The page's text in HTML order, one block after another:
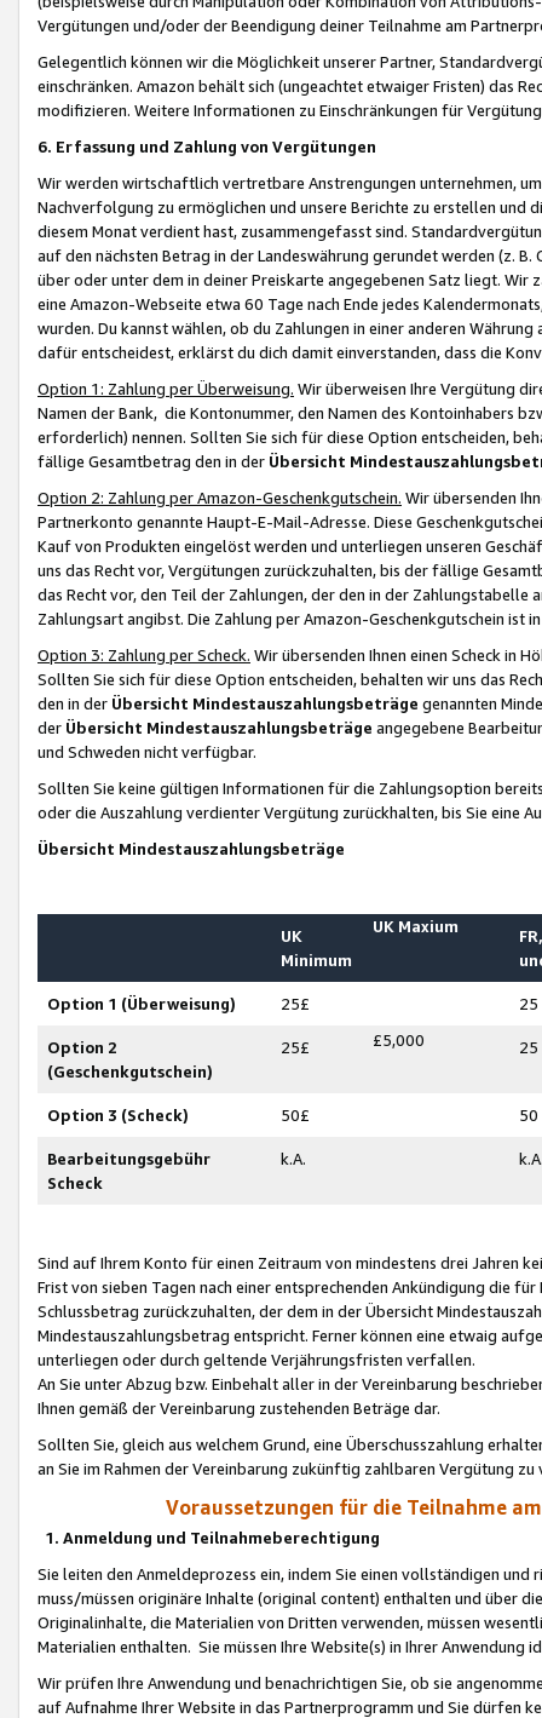
Vergütungen und/oder der Beendigung deiner Teilnahme am
Gelegentlich können wir die Möglichkeit unserer Partner,
einschränken. Amazon behält sich (ungeachtet etwaiger Fristen) das
modifizieren. Weitere Informationen zu Einschränkungen für
6. Erfassung und Zahlung von Vergütungen
Wir werden wirtschaftlich vertretbare Anstrengungen unternehmen,
Nachverfolgung zu ermöglichen und unsere Berichte zu erstellen und
diesem Monat verdient hast, zusammengefasst sind.
auf den nächsten Betrag in der Landeswährung gerundet werden (z.
über oder unter dem in deiner Preiskarte angegebenen Satz liegt.
eine Amazon-Webseite etwa 60 Tage nach Ende jedes
wurden. Du kannst wählen, ob du Zahlungen in einer anderen
dafür entscheidest, erklärst du dich damit einverstanden, dass die
Option 1: Zahlung per Überweisung. Wir überweisen Ihre Vergütung
Namen der Bank, die Kontonummer, den Namen des Kontoinhabers
erforderlich) nennen. Sollten Sie sich für diese Option entscheiden,
fällige Gesamtbetrag den in der Übersicht
Option 2: Zahlung per Amazon-Geschenkgutschein. Wir übersenden
Partnerkonto genannte Haupt-E-Mail-Adresse. Diese
Kauf von Produkten eingelöst werden und unterliegen unseren
uns das Recht vor, Vergütungen zurückzuhalten, bis der fällige
das Recht vor, den Teil der Zahlungen, der den in der
Zahlungsart angibst. Die Zahlung per Amazon-Geschenkgutschein ist
Option 3: Zahlung per Scheck. Wir übersenden Ihnen einen Scheck in
Sollten Sie sich für diese Option entscheiden, behalten wir uns das
den in der Übersicht Mindestauszahlungsbeträge genannten
der Übersicht Mindestauszahlungsbeträge angegebene
und Schweden nicht verfügbar.
Sollten Sie keine gültigen Informationen für die Zahlungsoption
oder die Auszahlung verdienter Vergütung zurückhalten, bis Sie
Übersicht Mindestauszahlungsbeträge
UK
Minimum
UK Maxium
Option 1 (Überweisung) 25£ 25
Option 2
(Geschenkgutschein)
25£ £5,000 25
Option 3 (Scheck) 50£ 50
Bearbeitungsgebühr
Scheck
k.A.
Sind auf Ihrem Konto für einen Zeitraum von mindestens drei Jahren
Frist von sieben Tagen nach einer entsprechenden Ankündigung die
Schlussbetrag zurückzuhalten, der dem in der Übersicht
Mindestauszahlungsbetrag entspricht. Ferner können eine etwaig
unterliegen oder durch geltende Verjährungsfristen verfallen.
An Sie unter Abzug bzw. Einbehalt aller in der Vereinbarung
Ihnen gemäß der Vereinbarung zustehenden Beträge dar.
Sollten Sie, gleich aus welchem Grund, eine Überschusszahlung
an Sie im Rahmen der Vereinbarung zukünftig zahlbaren Vergütung zu
Voraussetzungen für die Teilnahme
1. Anmeldung und Teilnahmeberechtigung
Sie leiten den Anmeldeprozess ein, indem Sie einen vollständigen
muss/müssen originäre Inhalte (original content) enthalten und über
Originalinhalte, die Materialien von Dritten verwenden, müssen
Materialien enthalten. Sie müssen Ihre Website(s) in Ihrer Anwendung
Wir prüfen Ihre Anwendung und benachrichtigen Sie, ob sie
auf Aufnahme Ihrer Website in das Partnerprogramm und Sie dürfen